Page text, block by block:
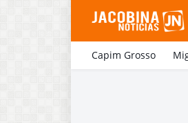
Capim Grosso